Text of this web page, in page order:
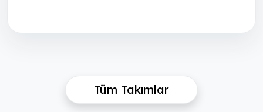
Tüm Takımlar